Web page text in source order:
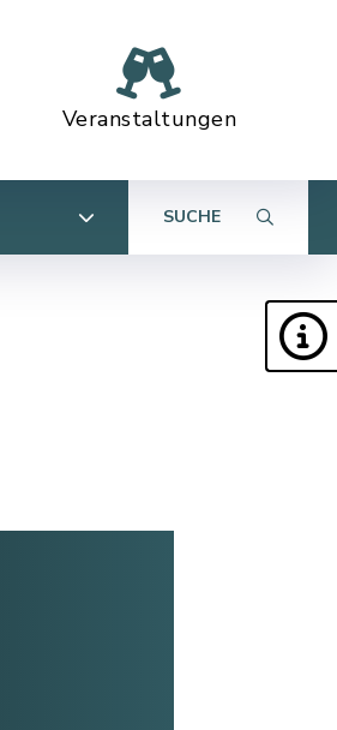
Veranstaltungen
SUCHE